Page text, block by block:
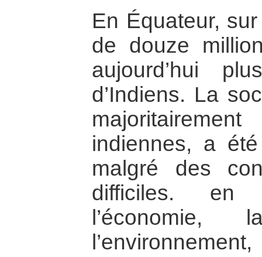
En Équateur,
de douze
aujourd’hui
d’Indiens. La
indiennes, a
malgré des
difficiles. en